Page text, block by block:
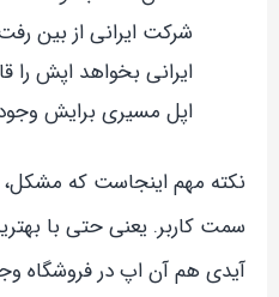
شرکت ایرانی از بین
ایرانی بخواهد اپش را
اپل مسیری برایش وجود
نکته مهم اینجاست که
سمت کاربر. یعنی حتی با
آیدی هم آن اپ در فروشگاه